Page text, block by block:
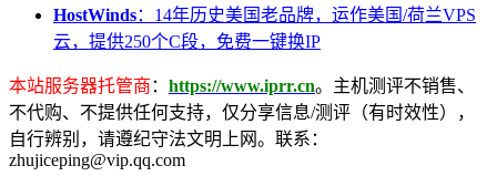
HostWinds：14年历史美国老品牌，运作美国/荷兰VPS
云，提供250个C段，免费一键换IP
本站服务器托管商 ： https://www.iprr.cn。主机测评不销售、
不代购、不提供任何支持，仅分享信息/测评（有时效性），
自行辨别，请遵纪守法文明上网。联系：
zhujiceping@vip.qq.com